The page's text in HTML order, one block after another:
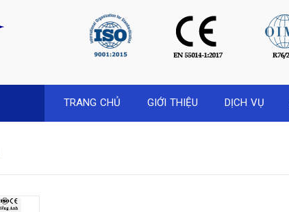
TRANG CHỦ GIỚI THIỆU DỊCH VỤ